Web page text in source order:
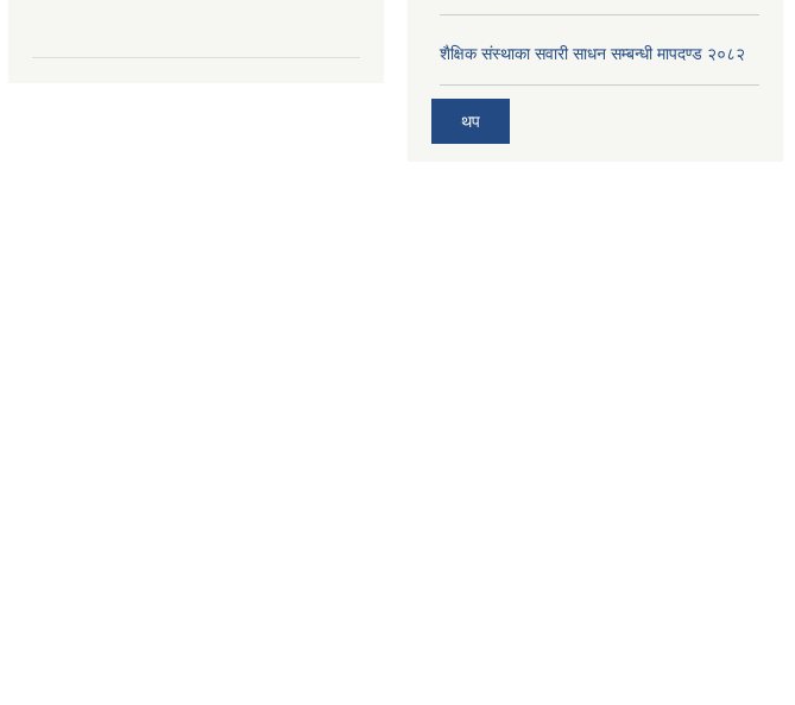
शैक्षिक संस्थाका सवारी साधन सम्बन्धी मापदण्ड २०८२
थप